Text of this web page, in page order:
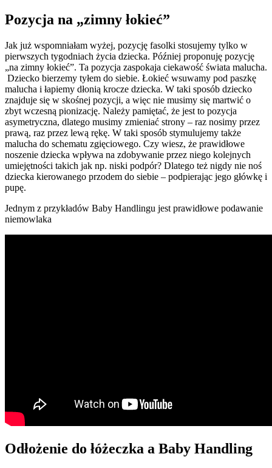
Pozycja na „zimny łokieć”
Jak już wspomniałam wyżej, pozycję fasolki stosujemy tylko w
pierwszych tygodniach życia dziecka. Później proponuję pozycję
„na zimny łokieć”. Ta pozycja zaspokaja ciekawość świata malucha.
Dziecko bierzemy tyłem do siebie. Łokieć wsuwamy pod paszkę
malucha i łapiemy dłonią krocze dziecka. W taki sposób dziecko
znajduje się w skośnej pozycji, a więc nie musimy się martwić o
zbyt wczesną pionizację. Należy pamiętać, że jest to pozycja
asymetryczna, dlatego musimy zmieniać strony – raz nosimy przez
prawą, raz przez lewą rękę. W taki sposób stymulujemy także
malucha do schematu zgięciowego. Czy wiesz, że prawidłowe
noszenie dziecka wpływa na zdobywanie przez niego kolejnych
umiejętności takich jak np. niski podpór? Dlatego też nigdy nie noś
dziecka kierowanego przodem do siebie – podpierając jego główkę i
pupę.
Jednym z przykładów Baby Handlingu jest prawidłowe podawanie
niemowlaka
Odłożenie do łóżeczka a Baby Handling